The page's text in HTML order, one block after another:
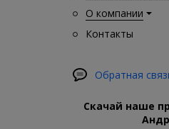
О компании
Контакты
Обратная
Скачай наше